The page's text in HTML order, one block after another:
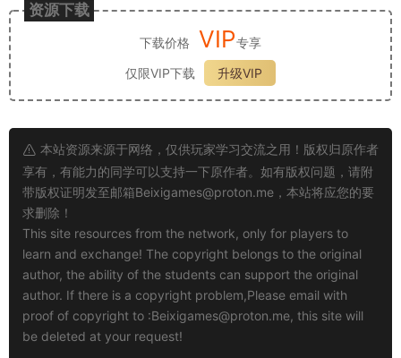
资源下载
下载价格 VIP专享
仅限VIP下载
升级VIP
本站资源来源于网络，仅供玩家学习交流之用！版权归原作者
享有，有能力的同学可以支持一下原作者。如有版权问题，请附
带版权证明发至邮箱Beixigames@proton.me ，本站将应您的要
求删除！
This site resources from the network, only for players to
learn and exchange! The copyright belongs to the original
author, the ability of the students can support the original
author. If there is a copyright problem,Please email with
proof of copyright to :Beixigames@proton.me, this site will
be deleted at your request!